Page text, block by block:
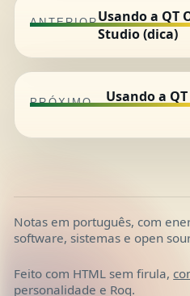
ANTERIORUsando a QT
Studio (dica)
PRÓXIMO
Usando a
Notas em português, com
software, sistemas e open
Feito com HTML sem firula,
personalidade e Roq.